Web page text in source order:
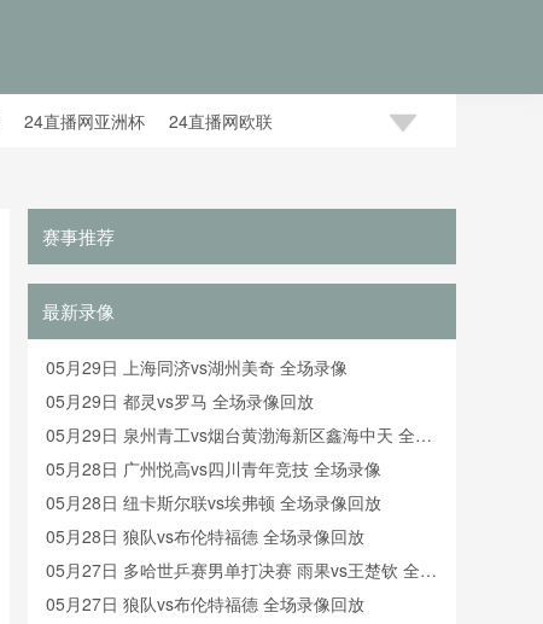
24直播网亚洲杯 24直播网欧联
赛事推荐
最新录像
05月29日 上海同济vs湖州美奇 全场录像
05月29日 都灵vs罗马 全场录像回放
05月29日 泉州青工vs烟台黄渤海新区鑫海中天 全场
录像
05月28日 广州悦高vs四川青年竞技 全场录像
05月28日 纽卡斯尔联vs埃弗顿 全场录像回放
05月28日 狼队vs布伦特福德 全场录像回放
05月27日 多哈世乒赛男单打决赛 雨果vs王楚钦 全场
录像回放
05月27日 狼队vs布伦特福德 全场录像回放